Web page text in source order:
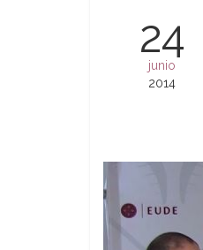
24
junio
2014